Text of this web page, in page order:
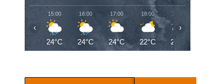
15:00
24°C
16:00
24°C
17:00
24°C
18:00
22°C
19:00
21°C
‹ ›